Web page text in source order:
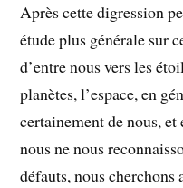
Après cette digression
étude plus générale sur
d’entre nous vers les
planètes, l’espace, en
certainement de nous,
nous ne nous
défauts, nous